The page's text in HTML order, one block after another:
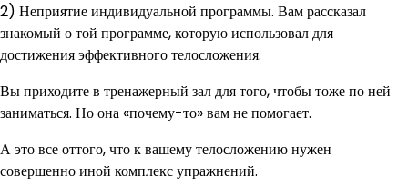
2) Неприятие индивидуальной программы. Вам рассказал
знакомый о той программе, которую использовал для
достижения эффективного телосложения.
Вы приходите в тренажерный зал для того, чтобы тоже по ней
заниматься. Но она «почему-то» вам не помогает.
А это все оттого, что к вашему телосложению нужен
совершенно иной комплекс упражнений.